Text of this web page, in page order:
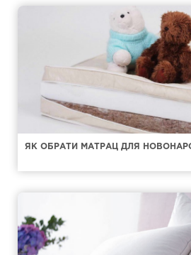
ЯК ОБРАТИ МАТРАЦ ДЛЯ